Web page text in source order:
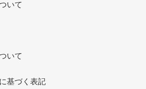
いて
いて
基づく表記